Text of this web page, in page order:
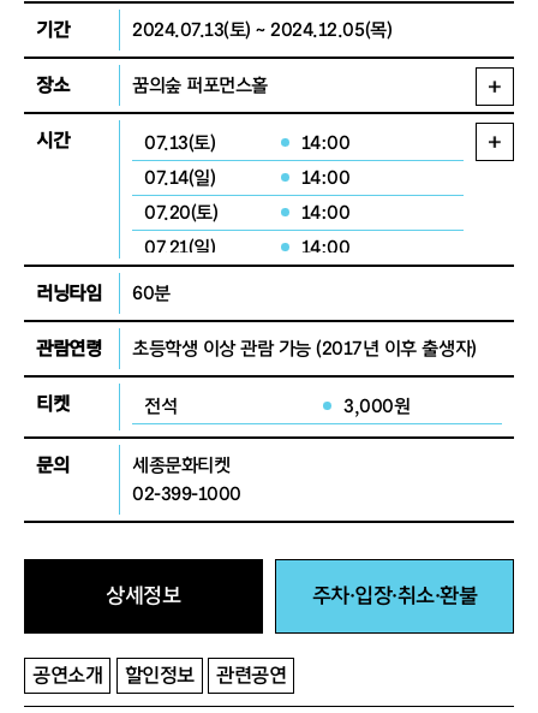
기간 2024.07.13(토) ~ 2024.12.05(목)
장소 꿈의숲 퍼포먼스홀
시간 07.13(토)
14:00
07.14(일)
14:00
07.20(토)
14:00
07.21(일)
14:00
08.31(토)
09.01(일)
14:00
09.07(토)
14:00
09.17(화)
14:00
09.18(수)
09.29(일)
10.03(목)
14:00
10.05(토)
14:00
10.06(일)
14:00
10.09(수)
14:00
11.02(토)
11.28(목)
19:00
러닝타임 60분
관람연령 초등학생 이상 관람 가능(2017년 이후 출생자)
티켓 전석 3,000원
문의
세종문화티켓
02-399-1000
상세정보 주차·입장·취소·환불
공연소개 할인정보 관련공연